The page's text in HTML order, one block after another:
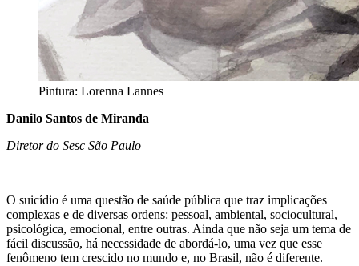
Pintura: Lorenna Lannes
Danilo Santos de Miranda
Diretor do Sesc São Paulo
O suicídio é uma questão de saúde pública que traz implicações
complexas e de diversas ordens: pessoal, ambiental, sociocultural,
psicológica, emocional, entre outras. Ainda que não seja um tema de
fácil discussão, há necessidade de abordá-lo, uma vez que esse
fenômeno tem crescido no mundo e, no Brasil, não é diferente.